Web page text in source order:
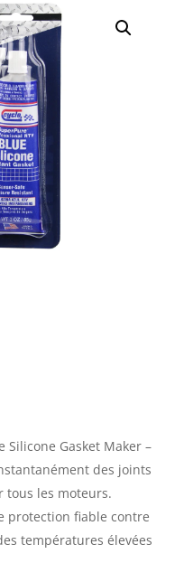
Gasket Maker –
des joints
tous les moteurs.
protection fiable contre
températures élevées